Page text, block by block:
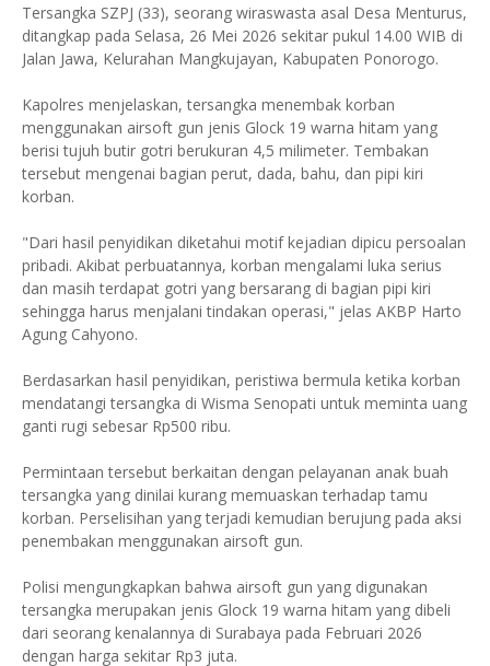
Tersangka SZPJ (33), seorang wiraswasta asal Desa Menturus,
ditangkap pada Selasa, 26 Mei 2026 sekitar pukul 14.00 WIB di
Jalan Jawa, Kelurahan Mangkujayan, Kabupaten Ponorogo.
Kapolres menjelaskan, tersangka menembak korban
menggunakan airsoft gun jenis Glock 19 warna hitam yang
berisi tujuh butir gotri berukuran 4,5 milimeter. Tembakan
tersebut mengenai bagian perut, dada, bahu, dan pipi kiri
korban.
"Dari hasil penyidikan diketahui motif kejadian dipicu persoalan
pribadi. Akibat perbuatannya, korban mengalami luka serius
dan masih terdapat gotri yang bersarang di bagian pipi kiri
sehingga harus menjalani tindakan operasi," jelas AKBP Harto
Agung Cahyono.
Berdasarkan hasil penyidikan, peristiwa bermula ketika korban
mendatangi tersangka di Wisma Senopati untuk meminta uang
ganti rugi sebesar Rp500 ribu.
Permintaan tersebut berkaitan dengan pelayanan anak buah
tersangka yang dinilai kurang memuaskan terhadap tamu
korban. Perselisihan yang terjadi kemudian berujung pada aksi
penembakan menggunakan airsoft gun.
Polisi mengungkapkan bahwa airsoft gun yang digunakan
tersangka merupakan jenis Glock 19 warna hitam yang dibeli
dari seorang kenalannya di Surabaya pada Februari 2026
dengan harga sekitar Rp3 juta.